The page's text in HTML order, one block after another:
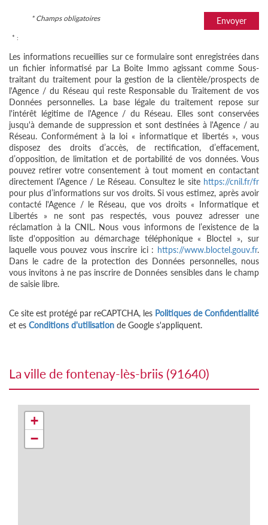
Envoyer
* Champs obligatoires
* :
Les informations recueillies sur ce formulaire sont enregistrées dans
un fichier informatisé par La Boite Immo agissant comme Sous-
traitant du traitement pour la gestion de la clientèle/prospects de
l'Agence / du Réseau qui reste Responsable du Traitement de vos
Données personnelles. La base légale du traitement repose sur
l'intérêt légitime de l'Agence / du Réseau. Elles sont conservées
jusqu'à demande de suppression et sont destinées à l'Agence / au
Réseau. Conformément à la loi « informatique et libertés », vous
disposez des droits d’accès, de rectification, d’effacement,
d’opposition, de limitation et de portabilité de vos données. Vous
pouvez retirer votre consentement à tout moment en contactant
directement l’Agence / Le Réseau. Consultez le site https://cnil.fr/fr
pour plus d’informations sur vos droits. Si vous estimez, après avoir
contacté l'Agence / le Réseau, que vos droits « Informatique et
Libertés » ne sont pas respectés, vous pouvez adresser une
réclamation à la CNIL. Nous vous informons de l’existence de la
liste d'opposition au démarchage téléphonique « Bloctel », sur
laquelle vous pouvez vous inscrire ici : https://www.bloctel.gouv.fr.
Dans le cadre de la protection des Données personnelles, nous
vous invitons à ne pas inscrire de Données sensibles dans le champ
de saisie libre.
Ce site est protégé par reCAPTCHA, les Politiques de Confidentialité
et es Conditions d'utilisation de Google s'appliquent.
la ville de fontenay-lès-briis (91640)
+
−